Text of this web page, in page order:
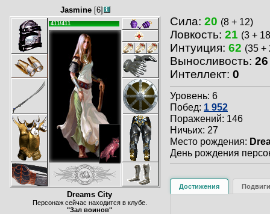
Jasmine[6]
411/411
Dreams City
Персонаж сейчас находится в клубе.
"Зал воинов"
Сила: 20 (8 + 12)
Ловкость: 21 (3 +
Интуиция: 62 (35 +
Выносливость: 26
Интеллект: 0
Уровень: 6
Побед: 1 952
Поражений: 146
Ничьих: 27
Место рождения:
День рождения
Достижения Подвиги